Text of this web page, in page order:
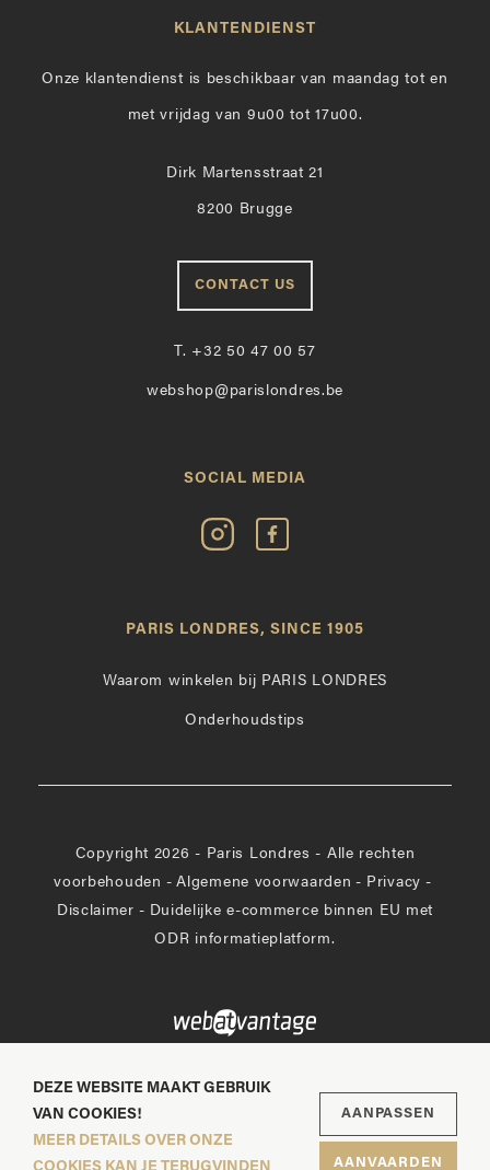
KLANTENDIENST
Onze klantendienst is beschikbaar van maandag tot en
met vrijdag van 9u00 tot 17u00.
Dirk Martensstraat 21
8200 Brugge
CONTACT US
T. +32 50 47 00 57
webshop@parislondres.be
SOCIAL MEDIA
Volg
Paris
Instagram
Vind
op
PARIS LONDRES, SINCE 1905
Waarom winkelen bij PARIS LONDRES
Onderhoudstips
Copyright 2026 - Paris Londres - Alle rechten
voorbehouden - Algemene voorwaarden - Privacy -
Disclaimer - Duidelijke e-commerce binnen EU met
ODR informatieplatform.
DEZE WEBSITE MAAKT GEBRUIK
VAN COOKIES!
MEER DETAILS OVER ONZE
AANPASSEN
AANVAARDEN